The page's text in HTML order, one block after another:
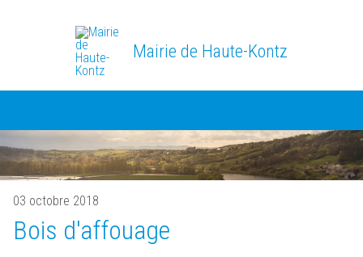
Mairie de Haute-Kontz
03 octobre 2018
Bois d'affouage